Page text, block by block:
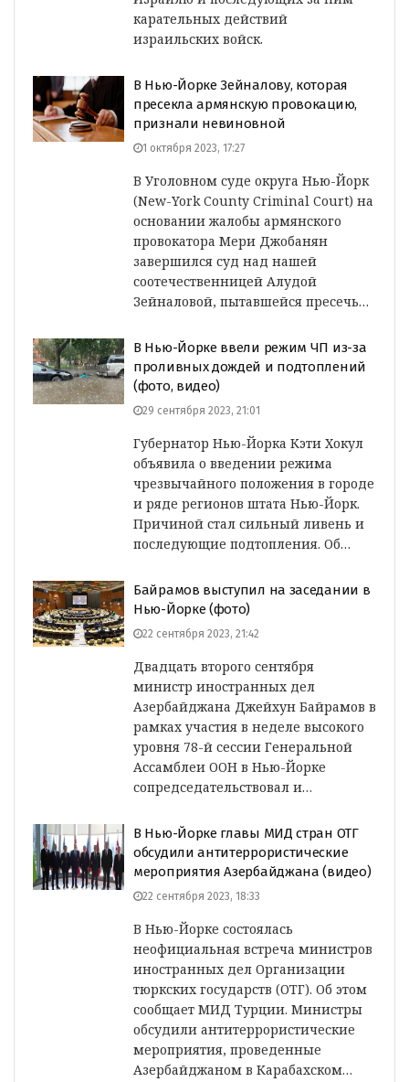
карательных действий
израильских войск.
В Нью-Йорке Зейналову, которая
пресекла армянскую провокацию,
признали невиновной
1 октября 2023, 17:27
В Уголовном суде округа Нью-Йорк
(New-York County Criminal Court) на
основании жалобы армянского
провокатора Мери Джобанян
завершился суд над нашей
соотечественницей Алудой
Зейналовой, пытавшейся пресечь…
В Нью-Йорке ввели режим ЧП из-за
проливных дождей и подтоплений
(фото, видео)
29 сентября 2023, 21:01
Губернатор Нью-Йорка Кэти Хокул
объявила о введении режима
чрезвычайного положения в городе
и ряде регионов штата Нью-Йорк.
Причиной стал сильный ливень и
последующие подтопления. Об…
Байрамов выступил на заседании в
Нью-Йорке (фото)
22 сентября 2023, 21:42
Двадцать второго сентября
министр иностранных дел
Азербайджана Джейхун Байрамов в
рамках участия в неделе высокого
уровня 78-й сессии Генеральной
Ассамблеи ООН в Нью-Йорке
сопредседательствовал и…
В Нью-Йорке главы МИД стран ОТГ
обсудили антитеррористические
мероприятия Азербайджана (видео)
22 сентября 2023, 18:33
В Нью-Йорке состоялась
неофициальная встреча министров
иностранных дел Организации
тюркских государств (ОТГ). Об этом
сообщает МИД Турции. Министры
обсудили антитеррористические
мероприятия, проведенные
Азербайджаном в Карабахском…